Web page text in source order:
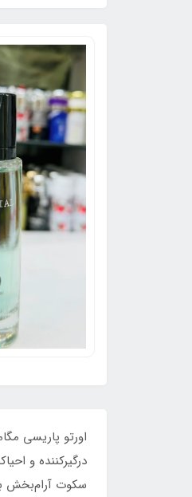
اورتو پاریسی
درگیرکننده و
سکوت آرام‌بخش